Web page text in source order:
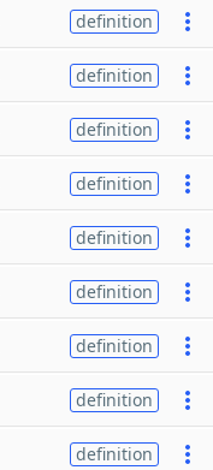
definition
definition
definition
definition
definition
definition
definition
definition
definition